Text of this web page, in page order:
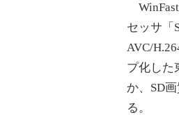
セッサ「
AVC/
プ化した
か、SD
る。